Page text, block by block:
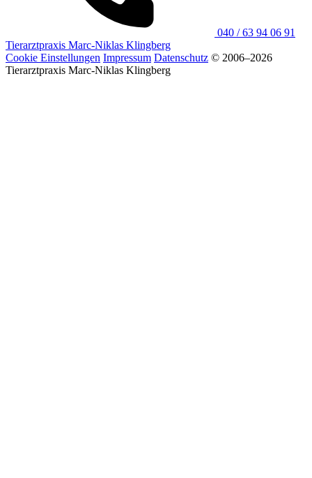
040 / 63 94 06 91
Tierarztpraxis Marc-Niklas Klingberg
Cookie Einstellungen Impressum Datenschutz © 2006–2026
Tierarztpraxis Marc-Niklas Klingberg